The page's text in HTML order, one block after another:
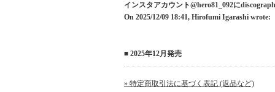
インスタアカウント@hero81_092に
On 2025/12/09 18:41, Hirofumi Igarashi wrote:
■ 2025年12月発売
» 特定商取引法に基づく表記 (返品など)